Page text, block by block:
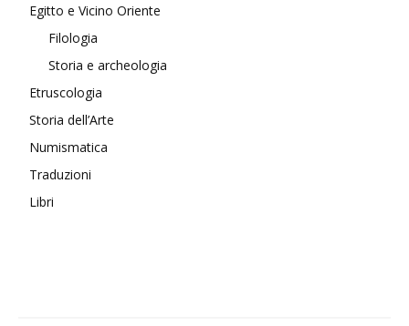
Egitto e Vicino Oriente
Filologia
Storia e archeologia
Etruscologia
Storia dell’Arte
Numismatica
Traduzioni
Libri